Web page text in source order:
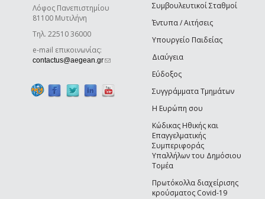
Λόφος Πανεπιστημίου
81100 Μυτιλήνη
Τηλ. 22510 36000
e-mail επικοινωνίας:
contactus@aegean.gr(link sends e-mail)
Συμβουλευτικοί Σταθμοί
Έντυπα / Αιτήσεις
Υπουργείο Παιδείας
Διαύγεια
Εύδοξος
Συγγράμματα Τμημάτων
Η Ευρώπη σου
Κώδικας Ηθικής και
Επαγγελματικής
Συμπεριφοράς
Υπαλλήλων του Δημόσιου
Τομέα
Πρωτόκολλα διαχείρισης
κρούσματος Covid-19